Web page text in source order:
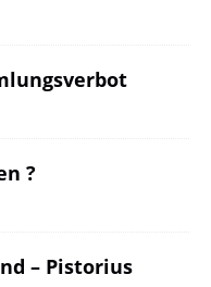
?
– Pistorius